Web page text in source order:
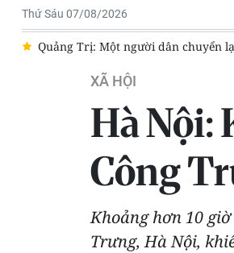
Thứ Sáu 07/08/2026
người chuyển khoản nhầm Hà Nội
XÃ HỘI
Hà Nội:
Công
Khoảng hơn 10
Trưng, Hà Nội,